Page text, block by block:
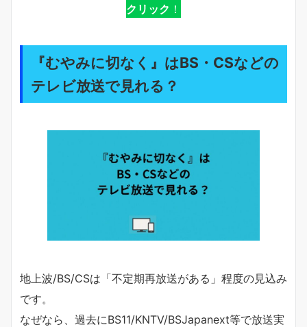
クリック ！
『むやみに切なく』はBS・CSなどの
テレビ放送で見れる？
地上波/BS/CSは「不定期再放送がある」程度の見込み
です。
なぜなら、過去にBS11/KNTV/BSJapanext等で放送実